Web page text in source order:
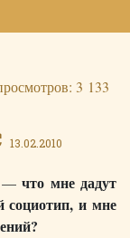
3 133
13.02.2010
— что мне дадут
социотип, и мне